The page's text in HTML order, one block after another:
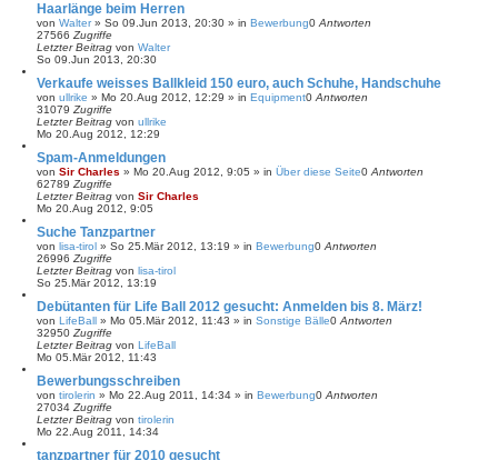
Haarlänge beim Herren
von Walter» So 09.Jun 2013, 20:30 » in Bewerbung0 Antworten
27566 Zugriffe
Letzter Beitrag von Walter
So 09.Jun 2013, 20:30
Verkaufe weisses Ballkleid 150 euro, auch Schuhe, Handschuhe
von ullrike » Mo 20.Aug 2012, 12:29 » in Equipment0 Antworten
31079 Zugriffe
Letzter Beitrag von ullrike
Mo 20.Aug 2012, 12:29
Spam-Anmeldungen
von Sir Charles » Mo 20.Aug 2012, 9:05 » in Über diese Seite0 Antworten
62789 Zugriffe
Letzter Beitrag von Sir Charles
Mo 20.Aug 2012, 9:05
Suche Tanzpartner
von lisa-tirol » So 25.Mär 2012, 13:19 » in Bewerbung0 Antworten
26996 Zugriffe
Letzter Beitrag von lisa-tirol
So 25.Mär 2012, 13:19
Debütanten für Life Ball 2012 gesucht: Anmelden bis 8. März!
von LifeBall » Mo 05.Mär 2012, 11:43 » in Sonstige Bälle0 Antworten
32950 Zugriffe
Letzter Beitrag von LifeBall
Mo 05.Mär 2012, 11:43
Bewerbungsschreiben
von tirolerin » Mo 22.Aug 2011, 14:34 » in Bewerbung0 Antworten
27034 Zugriffe
Letzter Beitrag von tirolerin
Mo 22.Aug 2011, 14:34
tanzpartner für 2010 gesucht